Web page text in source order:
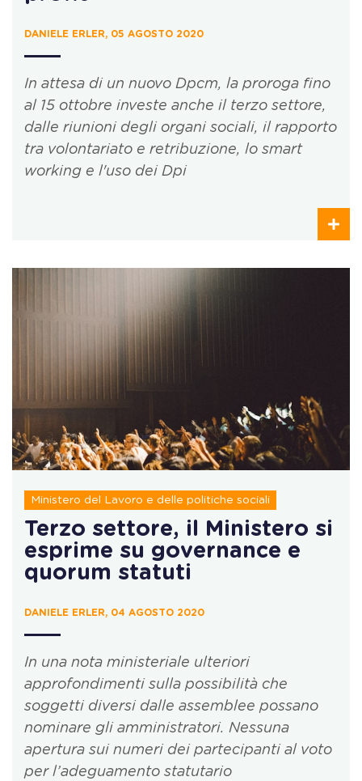
DANIELE ERLER, 05 AGOSTO 2020
In attesa di un nuovo Dpcm, la proroga fino
al 15 ottobre investe anche il terzo settore,
dalle riunioni degli organi sociali, il rapporto
tra volontariato e retribuzione, lo smart
working e l'uso dei Dpi
Ministero del Lavoro e delle politiche sociali
Terzo settore, il Ministero si
esprime su governance e
quorum statuti
DANIELE ERLER, 04 AGOSTO 2020
In una nota ministeriale ulteriori
approfondimenti sulla possibilità che
soggetti diversi dalle assemblee possano
nominare gli amministratori. Nessuna
apertura sui numeri dei partecipanti al voto
per l’adeguamento statutario